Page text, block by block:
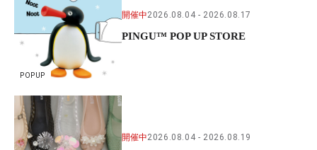
POPUP
開催中2026.08.04 2026.08.17
PINGU™ POP UP STORE
開催中2026.08.04 2026.08.19